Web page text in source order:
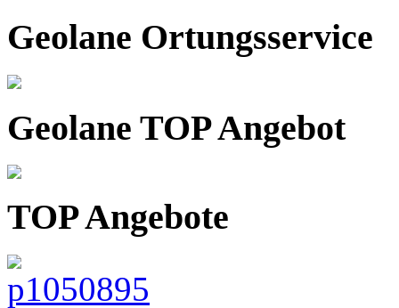
Seit mehr als 15 Jahren ihr zuverlässiger Partner wenn es um ihr
Geolane Ortungsservice
Geolane TOP Angebot
TOP Angebote